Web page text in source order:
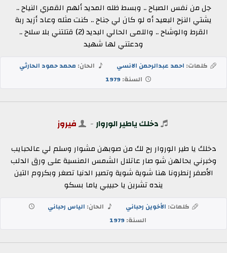
جل من نفس الصباح .. وبسط ظله المديد ألهم القمري النياح ..
يشتي النزح البعيد أه لو كان لي جناح .. كنت مثله وعاد أزيد ربة
القرط والوشاح .. واللمى الحالي البديد (2) قتلتني بلا سلاح ..
ودعتني لها شهيد
كلمات: احمد عبدالرحمن الانسي الحان: محمد حمود الحارثي
السنة:1979
دخلك ياطير الوروار- فيروز
دخلك يا طير الوروار رح لك من صوبهن مشوار وسلم لي عالحبايب
وخبرني بحالهن شو صار عاتلال الشمس المنسية على ورق الدلب
الأصفر إنطرونا هنا شوية شوية وتصير الدنيا تصغر وبكروم التين
ينده تشرين يا حبيبي ياما بسكو
كلمات: الأخوين رحباني الحان: الياس رحباني
السنة:1979